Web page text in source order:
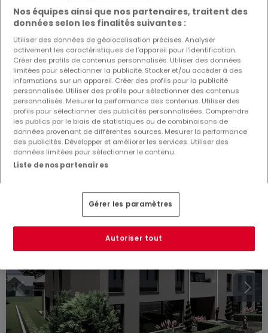
Local commercial à vendre àCapellen
900 000 €
139 m² 5
Nos équipes ainsi que nos partenaires, traitent des
données selon les finalités suivantes :
Utiliser des données de géolocalisation précises. Analyser
activement les caractéristiques de l’appareil pour l’identification.
Créer des profils de contenus personnalisés. Utiliser des données
limitées pour sélectionner la publicité. Stocker et/ou accéder à des
informations sur un appareil. Créer des profils pour la publicité
personnalisée. Utiliser des profils pour sélectionner des contenus
personnalisés. Mesurer la performance des contenus. Utiliser des
profils pour sélectionner des publicités personnalisées. Comprendre
les publics par le biais de statistiques ou de combinaisons de
données provenant de différentes sources. Mesurer la performance
des publicités. Développer et améliorer les services. Utiliser des
données limitées pour sélectionner le contenu.
Liste de nos partenaires
Gérer les paramètres
Autoriser tout